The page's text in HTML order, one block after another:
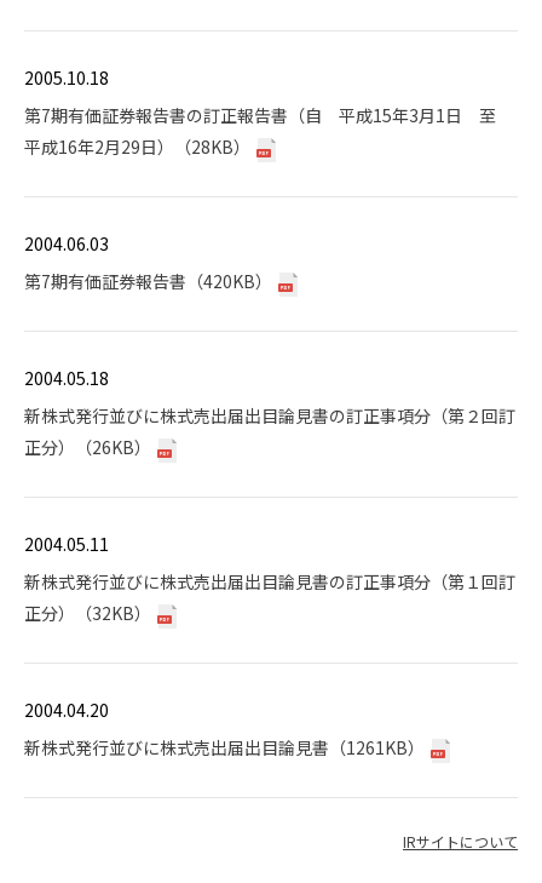
2005.10.18
第7期有価証券報告書の訂正報告書（自 平成15年3月1日 至
平成16年2月29日）（28KB）
2004.06.03
第7期有価証券報告書（420KB）
2004.05.18
新株式発行並びに株式売出届出目論見書の訂正事項分（第２回訂
正分）（26KB）
2004.05.11
新株式発行並びに株式売出届出目論見書の訂正事項分（第１回訂
正分）（32KB）
2004.04.20
新株式発行並びに株式売出届出目論見書（1261KB）
IRサイトについて